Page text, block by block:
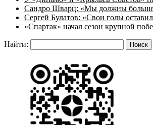
Сандро Шварц: «Мы должны больше
Сергей Булатов: «Свои голы
«Спартак» начал сезон крупной
Найти: